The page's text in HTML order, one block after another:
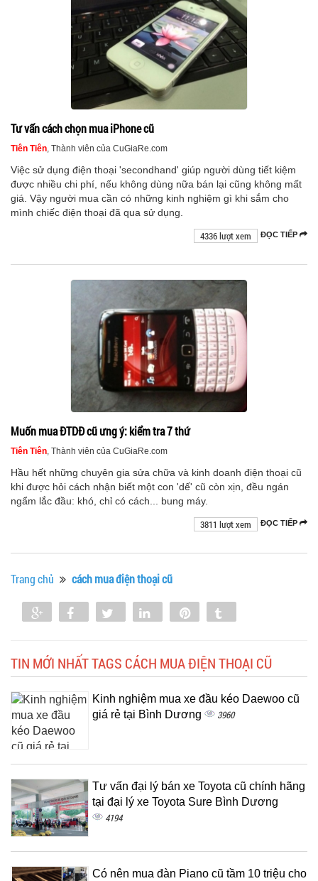
Tư vấn cách chọn mua iPhone cũ
Tiên Tiên, Thành viên của CuGiaRe.com
Việc sử dụng điện thoại 'secondhand' giúp người dùng tiết kiệm
được nhiều chi phí, nếu không dùng nữa bán lại cũng không mất
giá. Vậy người mua cần có những kinh nghiệm gì khi sắm cho
mình chiếc điện thoại đã qua sử dụng.
ĐỌC TIẾP
4336 lượt xem
Muốn mua ĐTDĐ cũ ưng ý: kiểm tra 7 thứ
Tiên Tiên, Thành viên của CuGiaRe.com
Hầu hết những chuyên gia sửa chữa và kinh doanh điện thoại cũ
khi được hỏi cách nhận biết một con 'dế' cũ còn xịn, đều ngán
ngẩm lắc đầu: khó, chỉ có cách... bung máy.
ĐỌC TIẾP
3811 lượt xem
Trang chủ cách mua điện thoại cũ
Share Share Tweet Share
TIN MỚI NHẤT TAGS CÁCH MUA ĐIỆN THOẠI CŨ
Kinh nghiệm mua xe đầu kéo Daewoo cũ
giá rẻ tại Bình Dương
3960
Tư vấn đại lý bán xe Toyota cũ chính hãng
tại đại lý xe Toyota Sure Bình Dương
4194
Có nên mua đàn Piano cũ tầm 10 triệu cho